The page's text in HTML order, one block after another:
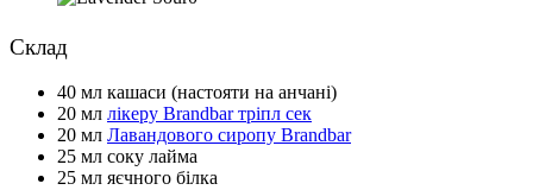
Склад
40 мл кашаси (настояти на анчані)
20 мл лікеру Brandbar тріпл сек
20 мл Лавандового сиропу Brandbar
25 мл соку лайма
25 мл яєчного білка